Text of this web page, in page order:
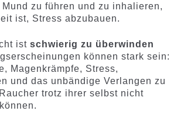
zu führen und zu inhalieren,
ist, Stress abzubauen.
ist schwierig zu überwinden
können stark sein:
Magenkrämpfe, Stress,
und das unbändige Verlangen zu
trotz ihrer selbst nicht